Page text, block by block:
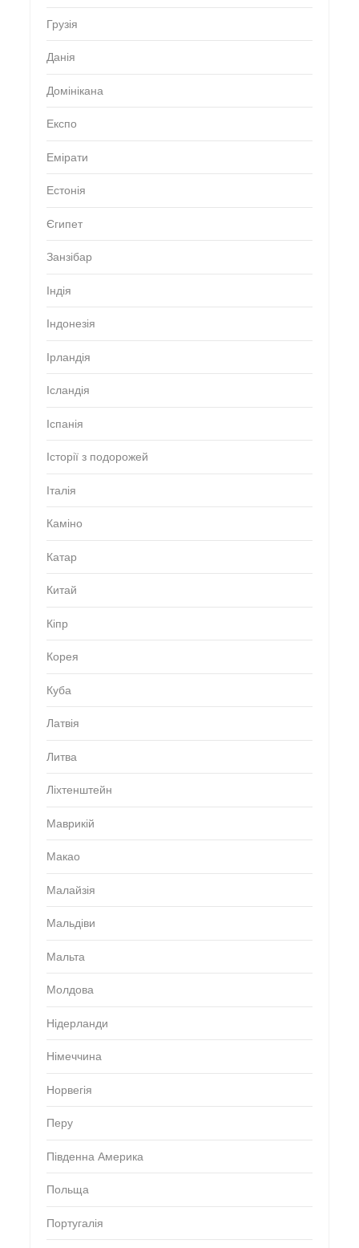
Грузія
Данія
Домінікана
Експо
Емірати
Естонія
Єгипет
Занзібар
Індія
Індонезія
Ірландія
Ісландія
Іспанія
Історії з подорожей
Італія
Каміно
Катар
Китай
Кіпр
Корея
Куба
Латвія
Литва
Ліхтенштейн
Маврикій
Макао
Малайзія
Мальдіви
Мальта
Молдова
Нідерланди
Німеччина
Норвегія
Перу
Південна Америка
Польща
Португалія